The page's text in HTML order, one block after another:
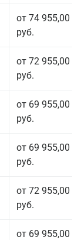
от 74 955,00
руб.
от 72 955,00
руб.
от 69 955,00
руб.
от 69 955,00
руб.
от 72 955,00
руб.
от 69 955,00